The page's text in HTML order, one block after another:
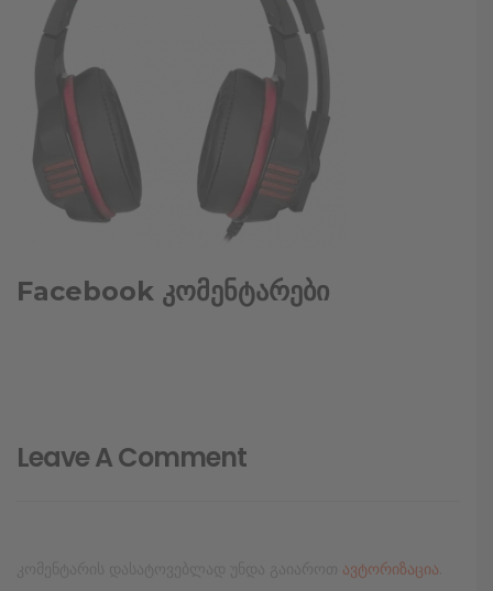
Facebook კომენტარები
Leave A Comment
ავტორიზაცია